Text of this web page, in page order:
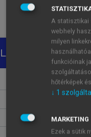
A
SAJÁT
A statisztikai
webhely
milyen
funkcióinak
hőtérképek
↓ 1
MARKETING
Ezek a sütik